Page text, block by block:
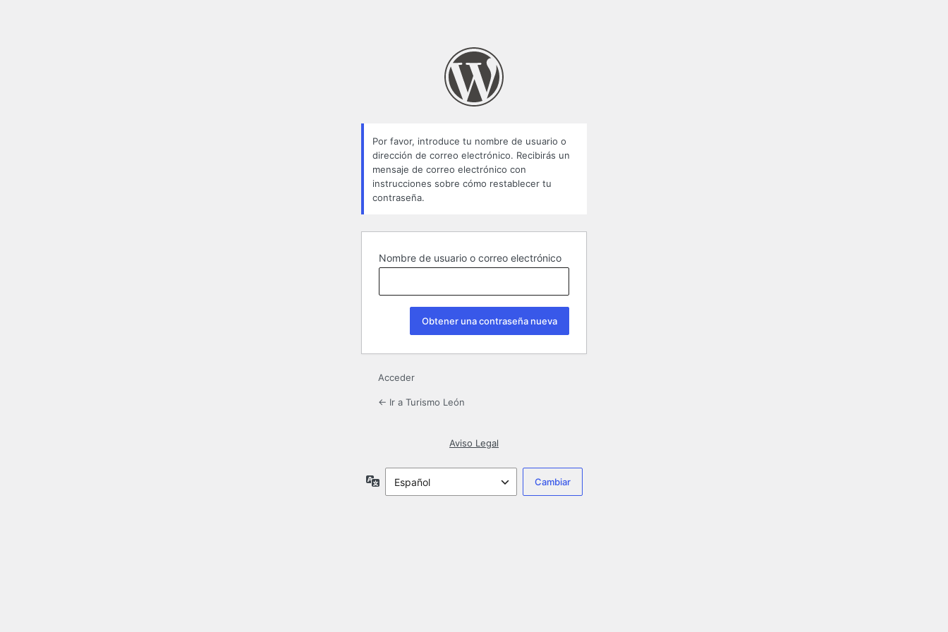
Por favor, introduce tu nombre de usuario o
dirección de correo electrónico. Recibirás un
mensaje de correo electrónico con
instrucciones sobre cómo restablecer tu
contraseña.
Nombre de usuario o correo electrónico
Acceder
← Ir a Turismo León
Aviso Legal
Idioma